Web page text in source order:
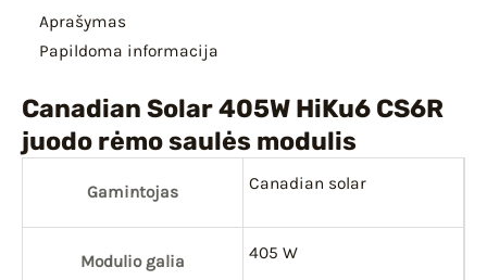
Aprašymas
Papildoma informacija
Canadian Solar 405W HiKu6 CS6R
juodo rėmo saulės modulis
Gamintojas Canadian solar
Modulio galia 405 W